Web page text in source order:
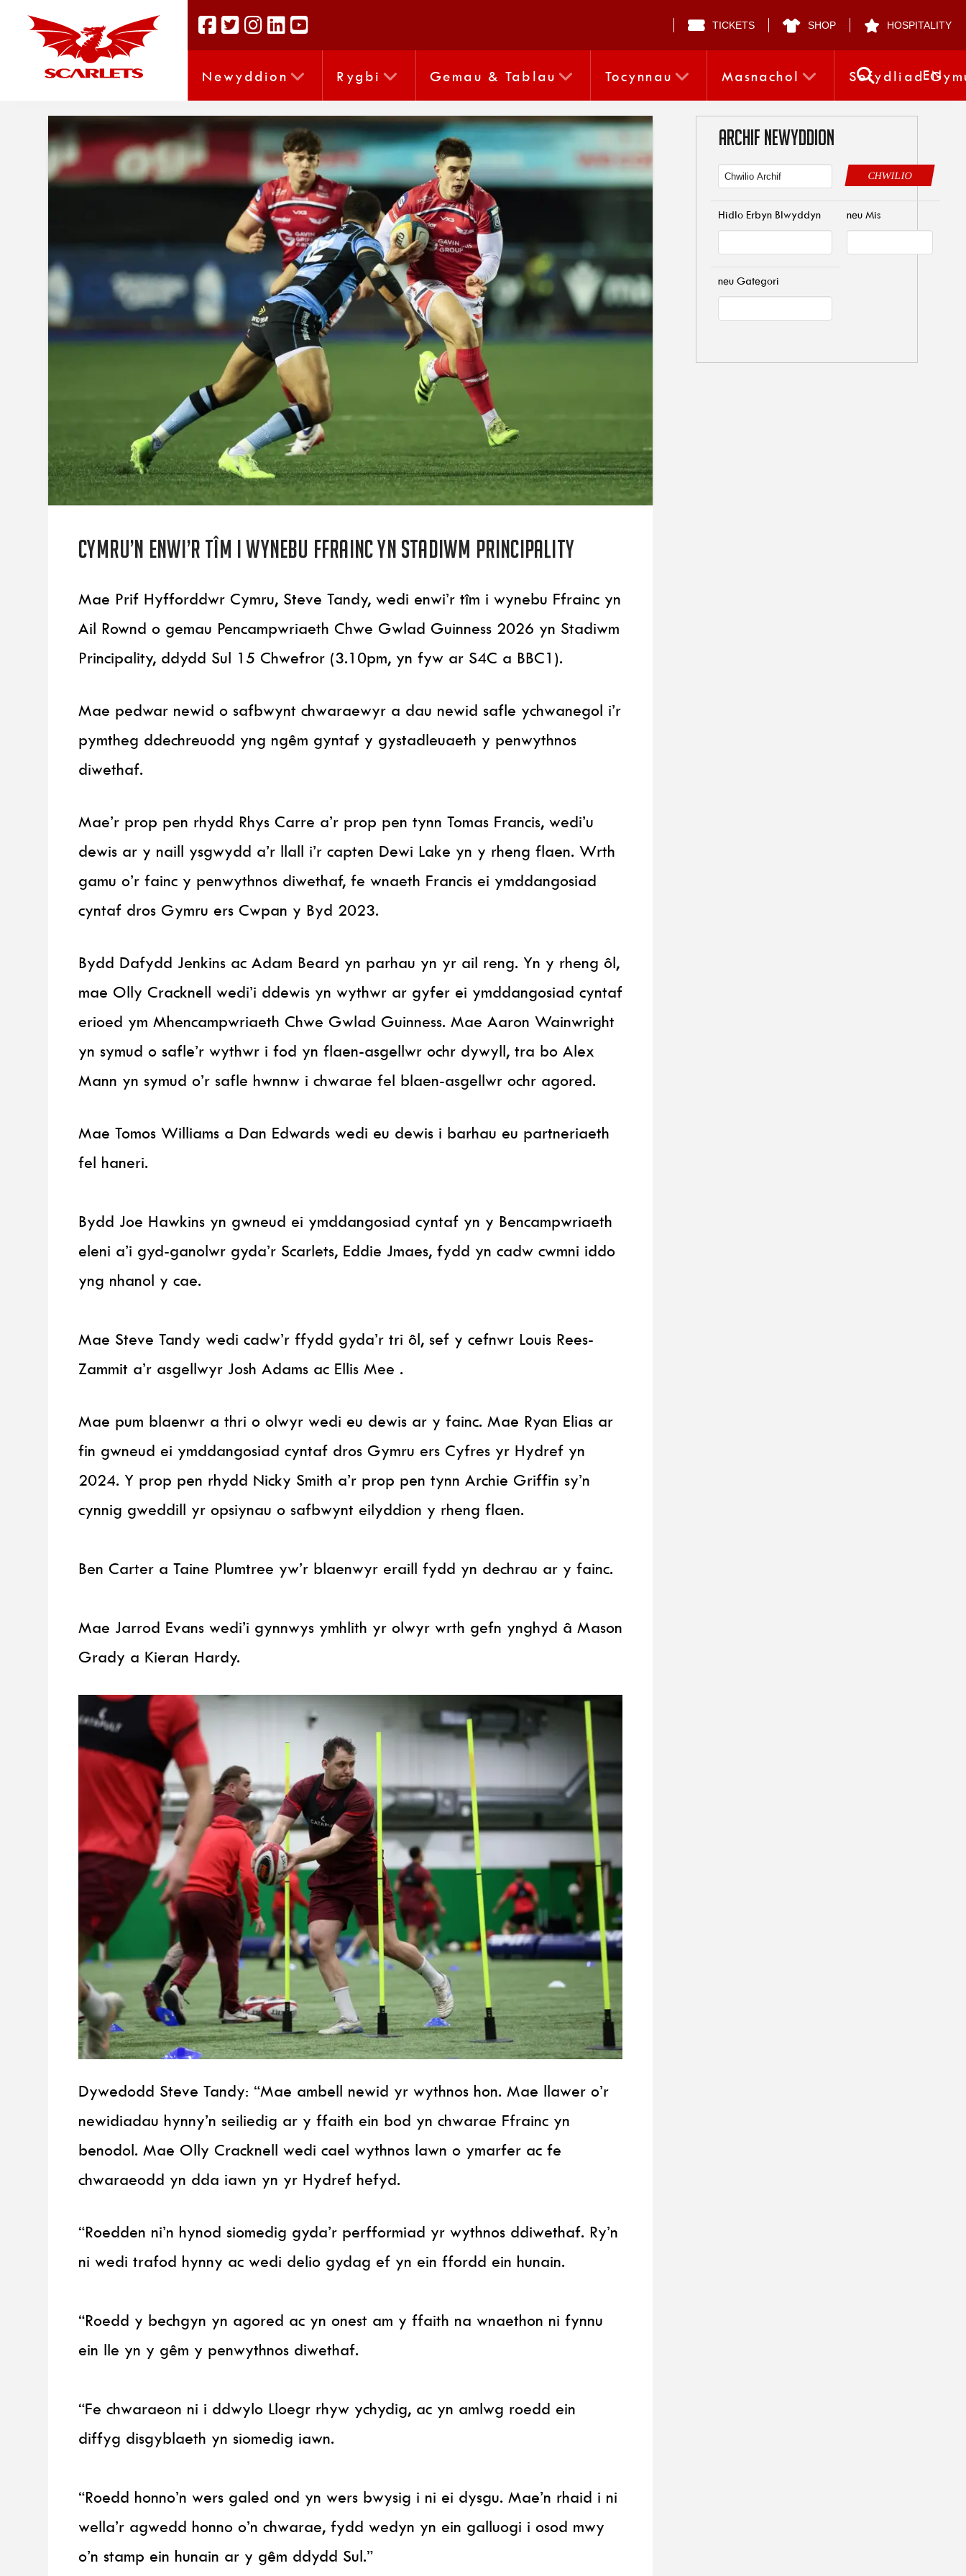
TICKETS SHOP HOSPITALITY
Newyddion Rygbi Gemau & Tablau Tocynnau Masnachol SefydliadEN
Cymru’n enwi’r tîm i wynebu Ffrainc yn Stadiwm Principality
Mae Prif Hyfforddwr Cymru, Steve Tandy, wedi enwi’r tîm i wynebu Ffrainc yn
Ail Rownd o gemau Pencampwriaeth Chwe Gwlad Guinness 2026 yn Stadiwm
Principality, ddydd Sul 15 Chwefror (3.10pm, yn fyw ar S4C a BBC1).
Mae pedwar newid o safbwynt chwaraewyr a dau newid safle ychwanegol i’r
pymtheg ddechreuodd yng ngêm gyntaf y gystadleuaeth y penwythnos
diwethaf.
Mae’r prop pen rhydd Rhys Carre a’r prop pen tynn Tomas Francis, wedi’u
dewis ar y naill ysgwydd a’r llall i’r capten Dewi Lake yn y rheng flaen. Wrth
gamu o’r fainc y penwythnos diwethaf, fe wnaeth Francis ei ymddangosiad
cyntaf dros Gymru ers Cwpan y Byd 2023.
Bydd Dafydd Jenkins ac Adam Beard yn parhau yn yr ail reng. Yn y rheng ôl,
mae Olly Cracknell wedi’i ddewis yn wythwr ar gyfer ei ymddangosiad cyntaf
erioed ym Mhencampwriaeth Chwe Gwlad Guinness. Mae Aaron Wainwright
yn symud o safle’r wythwr i fod yn flaen-asgellwr ochr dywyll, tra bo Alex
Mann yn symud o’r safle hwnnw i chwarae fel blaen-asgellwr ochr agored.
Mae Tomos Williams a Dan Edwards wedi eu dewis i barhau eu partneriaeth
fel haneri.
Bydd Joe Hawkins yn gwneud ei ymddangosiad cyntaf yn y Bencampwriaeth
eleni a’i gyd-ganolwr gyda’r Scarlets, Eddie Jmaes, fydd yn cadw cwmni iddo
yng nhanol y cae.
Mae Steve Tandy wedi cadw’r ffydd gyda’r tri ôl, sef y cefnwr Louis Rees-
Zammit a’r asgellwyr Josh Adams ac Ellis Mee .
Mae pum blaenwr a thri o olwyr wedi eu dewis ar y fainc. Mae Ryan Elias ar
fin gwneud ei ymddangosiad cyntaf dros Gymru ers Cyfres yr Hydref yn
2024. Y prop pen rhydd Nicky Smith a’r prop pen tynn Archie Griffin sy’n
cynnig gweddill yr opsiynau o safbwynt eilyddion y rheng flaen.
Ben Carter a Taine Plumtree yw’r blaenwyr eraill fydd yn dechrau ar y fainc.
Mae Jarrod Evans wedi’i gynnwys ymhlith yr olwyr wrth gefn ynghyd â Mason
Grady a Kieran Hardy.
Dywedodd Steve Tandy: “Mae ambell newid yr wythnos hon. Mae llawer o’r
newidiadau hynny’n seiliedig ar y ffaith ein bod yn chwarae Ffrainc yn
benodol. Mae Olly Cracknell wedi cael wythnos lawn o ymarfer ac fe
chwaraeodd yn dda iawn yn yr Hydref hefyd.
“Roedden ni’n hynod siomedig gyda’r perfformiad yr wythnos ddiwethaf. Ry’n
ni wedi trafod hynny ac wedi delio gydag ef yn ein ffordd ein hunain.
“Roedd y bechgyn yn agored ac yn onest am y ffaith na wnaethon ni fynnu
ein lle yn y gêm y penwythnos diwethaf.
“Fe chwaraeon ni i ddwylo Lloegr rhyw ychydig, ac yn amlwg roedd ein
diffyg disgyblaeth yn siomedig iawn.
“Roedd honno’n wers galed ond yn wers bwysig i ni ei dysgu. Mae’n rhaid i ni
wella’r agwedd honno o’n chwarae, fydd wedyn yn ein galluogi i osod mwy
o’n stamp ein hunain ar y gêm ddydd Sul.”
ARCHIF NEWYDDION
CHWILIO
Hidlo Erbyn Blwyddyn neu Mis
neu Gategori